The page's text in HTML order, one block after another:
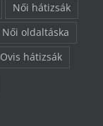
Női hátizsák
Női oldaltáska
Ovis hátizsák